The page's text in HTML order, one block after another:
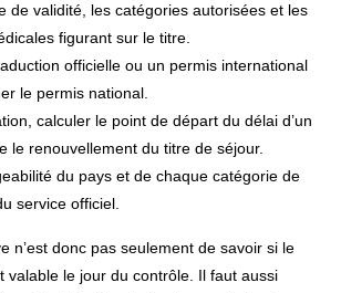
de validité, les catégories autorisées et les
figurant sur le titre.
officielle ou un permis international
le permis national.
calculer le point de départ du délai d’un
le renouvellement du titre de séjour.
du pays et de chaque catégorie de
service officiel.
n’est donc pas seulement de savoir si le
valable le jour du contrôle. Il faut aussi